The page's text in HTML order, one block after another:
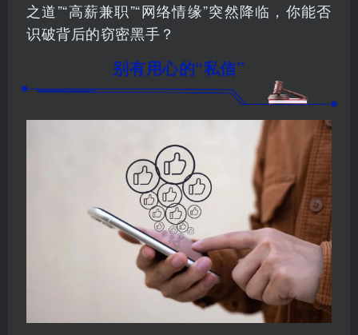
之道”“高薪兼职”“网络情缘”突然降临，你能否
识破背后的窃密黑手？
别有用心的“私信”